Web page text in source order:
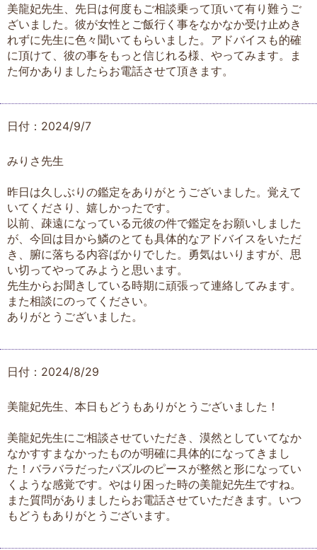
美龍妃先生、先日は何度もご相談乗って頂いて有り難うご
ざいました。彼が女性とご飯行く事をなかなか受け止めき
れずに先生に色々聞いてもらいました。アドバイスも的確
に頂けて、彼の事をもっと信じれる様、やってみます。ま
た何かありましたらお電話させて頂きます。
日付：2024/9/7
みりさ先生
昨日は久しぶりの鑑定をありがとうございました。覚えて
いてくださり、嬉しかったです。
以前、疎遠になっている元彼の件で鑑定をお願いしました
が、今回は目から鱗のとても具体的なアドバイスをいただ
き、腑に落ちる内容ばかりでした。勇気はいりますが、思
い切ってやってみようと思います。
先生からお聞きしている時期に頑張って連絡してみます。
また相談にのってください。
ありがとうございました。
日付：2024/8/29
美龍妃先生、本日もどうもありがとうございました！
美龍妃先生にご相談させていただき、漠然としていてなか
なかすすまなかったものが明確に具体的になってきまし
た！バラバラだったパズルのピースが整然と形になってい
くような感覚です。やはり困った時の美龍妃先生ですね。
また質問がありましたらお電話させていただきます。いつ
もどうもありがとうございます。